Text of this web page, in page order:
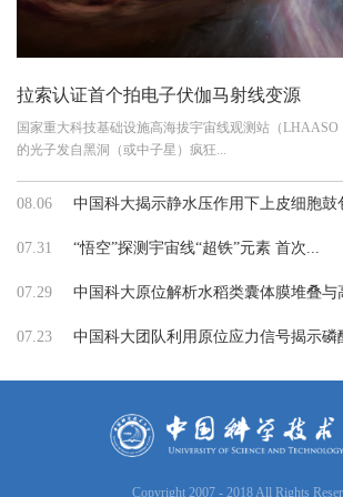
拉索认证首个拍电子伏伽马射线变源
国家重大科技基础设施高海拔宇宙线观测站（
的光子发自黑洞（或中子星）疯狂...
08.06 中国科大揭示静水压作用下上皮细胞鼓
07.31 “悟空”探测宇宙线“超铁”元素 首次...
07.29 中国科大原位解析水稻类囊体膜堆叠与
07.23 中国科大团队利用原位应力信号揭示磷
Copyright 2007 - 2018 All Rights